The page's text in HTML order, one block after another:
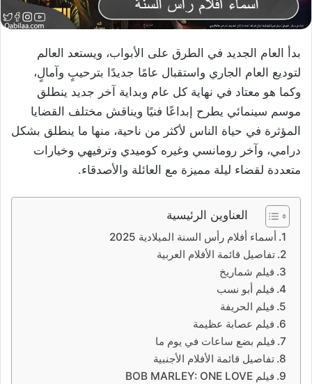
بدأ العام الجديد في الطرق على الأبواب، ويستعد العالم
لتوديع العام الجاري واستقبال عامًا جديدًا بترحيبٍ وآمالٍ،
وكما هو معتاد في نهاية كل عام وبداية آخر جديد ينطلق
موسم سينمائي يطرح إبداعًا فنيًا ويناقش مختلف القضايا
المؤثرة في حياة الناس لأكثر من ناحية، منها ما ينطلق بشكل
درامي، وآخر رومانسي وغيره كوميدي وترفيهي وخيارات
متعددة لقضاء ليلة مميزة مع العائلة والأصدقاء.
العناوين الرئيسية
أسماء أفلام رأس السنة الميلادية 2025
تفاصيل قائمة الأفلام العربية
فيلم شماريخ
فيلم أبو نسب
فيلم الحريفة
فيلم عصابة عظيمة
فيلم بضع ساعات في يوم ما
تفاصيل قائمة الأفلام الأجنبية
فيلم BOB MARLEY: ONE LOVE